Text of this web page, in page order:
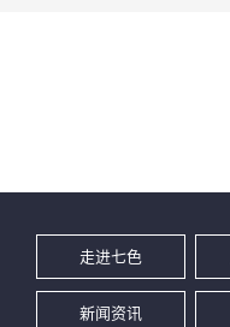
走进七色
新闻资讯